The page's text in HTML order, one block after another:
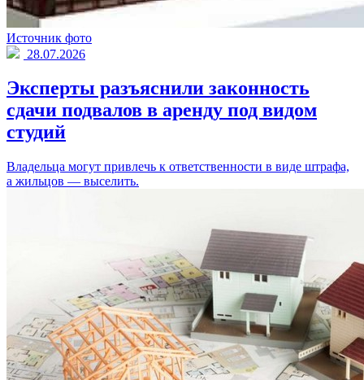
Источник фото
28.07.2026
Эксперты разъяснили законность
сдачи подвалов в аренду под видом
студий
Владельца могут привлечь к ответственности в виде штрафа,
а жильцов — выселить.